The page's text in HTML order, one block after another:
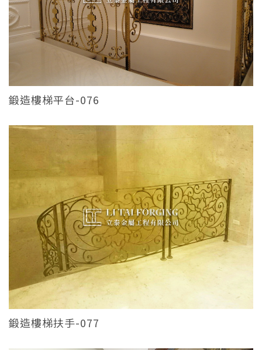
鍛造樓梯平台-076
鍛造樓梯扶手-077